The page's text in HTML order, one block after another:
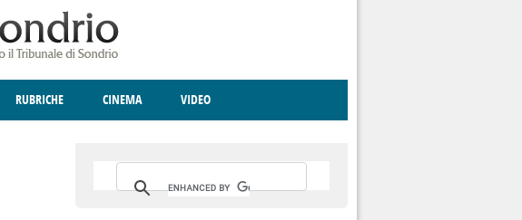
RUBRICHE CINEMA VIDEO